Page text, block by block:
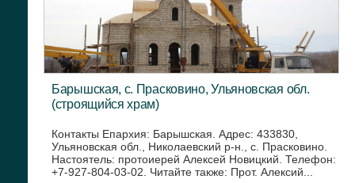
Барышская, с. Прасковино, Ульяновская обл.
(строящийся храм)
Контакты Епархия: Барышская. Адрес: 433830,
Ульяновская обл., Николаевский р-н., с. Прасковино.
Настоятель: протоиерей Алексей Новицкий. Телефон:
+7-927-804-03-02. Читайте также: Прот. Алексий...